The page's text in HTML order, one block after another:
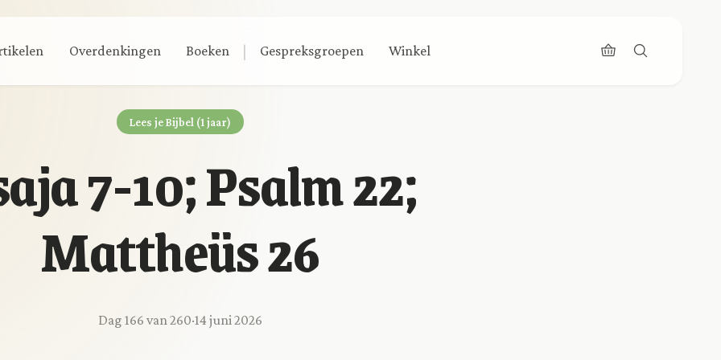
Overdenkingen Boeken | Gespreksgroepen Winkel
Lees je Bijbel (1 jaar)
7-10; Psalm 22;
Mattheüs 26
Dag 166 van 260·14 juni 2026